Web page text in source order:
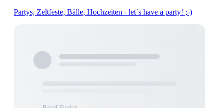
Partys, Zeltfeste, Bälle, Hochzeiten - let`s have a party! ;-)